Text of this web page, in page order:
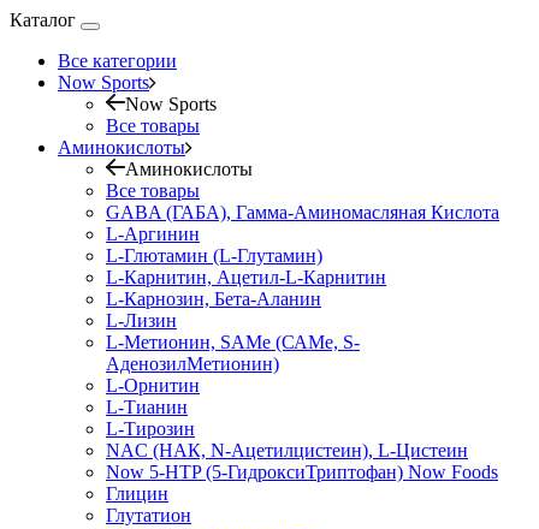
Каталог
Все категории
Now Sports
Now Sports
Все товары
Аминокислоты
Аминокислоты
Все товары
GABA (ГАБА), Гамма-Аминомасляная Кислота
L-Аргинин
L-Глютамин (L-Глутамин)
L-Карнитин, Ацетил-L-Карнитин
L-Карнозин, Бета-Аланин
L-Лизин
L-Метионин, SAMe (САМе, S-
АденозилМетионин)
L-Орнитин
L-Тианин
L-Тирозин
NAC (НАК, N-Ацетилцистеин), L-Цистеин
Now 5-HTP (5-ГидроксиТриптофан) Now Foods
Глицин
Глутатион